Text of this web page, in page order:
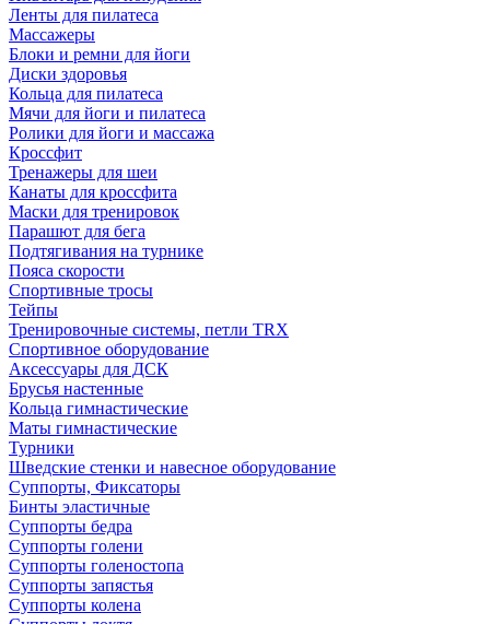
Ленты для пилатеса
Массажеры
Блоки и ремни для йоги
Диски здоровья
Кольца для пилатеса
Мячи для йоги и пилатеса
Ролики для йоги и массажа
Кроссфит
Тренажеры для шеи
Канаты для кроссфита
Маски для тренировок
Парашют для бега
Подтягивания на турнике
Пояса скорости
Спортивные тросы
Тейпы
Тренировочные системы, петли TRX
Спортивное оборудование
Аксессуары для ДСК
Брусья настенные
Кольца гимнастические
Маты гимнастические
Турники
Шведские стенки и навесное оборудование
Суппорты, Фиксаторы
Бинты эластичные
Суппорты бедра
Суппорты голени
Суппорты голеностопа
Суппорты запястья
Суппорты колена